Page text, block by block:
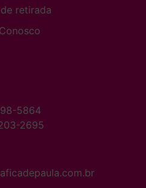
retirada
5864
2695